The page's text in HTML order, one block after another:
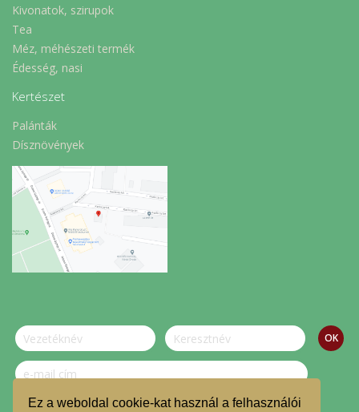
Ez a weboldal cookie-kat használ a felhasználói
Kivonatok, szirupok
Tea
Méz, méhészeti termék
Édesség, nasi
Kertészet
Palánták
Dísznövények
Szeretnék feliratkozni a hírlevélre.